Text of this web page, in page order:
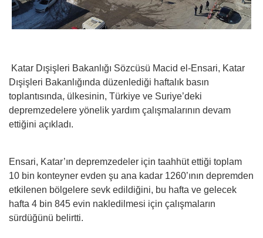
Katar Dışişleri Bakanlığı Sözcüsü Macid el-Ensari, Katar
Dışişleri Bakanlığında düzenlediği haftalık basın
toplantısında, ülkesinin, Türkiye ve Suriye’deki
depremzedelere yönelik yardım çalışmalarının devam
ettiğini açıkladı.
Ensari, Katar’ın depremzedeler için taahhüt ettiği toplam
10 bin konteyner evden şu ana kadar 1260’ının depremden
etkilenen bölgelere sevk edildiğini, bu hafta ve gelecek
hafta 4 bin 845 evin nakledilmesi için çalışmaların
sürdüğünü belirtti.